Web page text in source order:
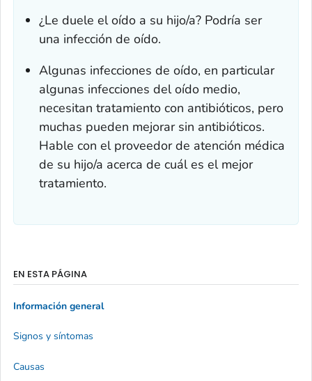
¿Le duele el oído a su hijo/a? Podría ser
una infección de oído.
Algunas infecciones de oído, en particular
algunas infecciones del oído medio,
necesitan tratamiento con antibióticos, pero
muchas pueden mejorar sin antibióticos.
Hable con el proveedor de atención médica
de su hijo/a acerca de cuál es el mejor
tratamiento.
EN ESTA PÁGINA
Información general
Signos y síntomas
Causas